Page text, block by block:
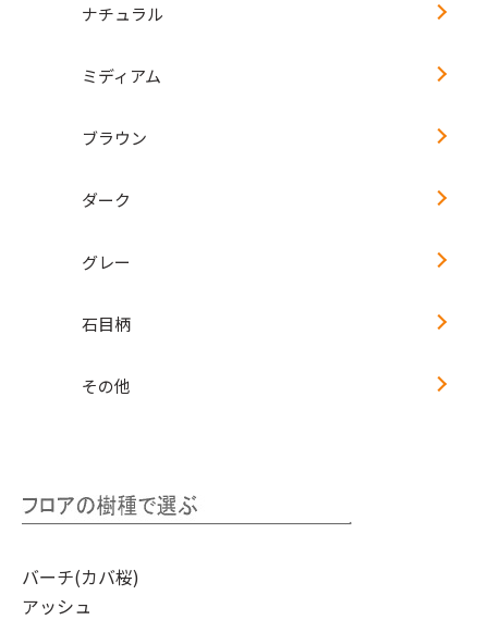
ナチュラル
ミディアム
ブラウン
ダーク
グレー
石目柄
その他
バーチ(カバ桜)
アッシュ